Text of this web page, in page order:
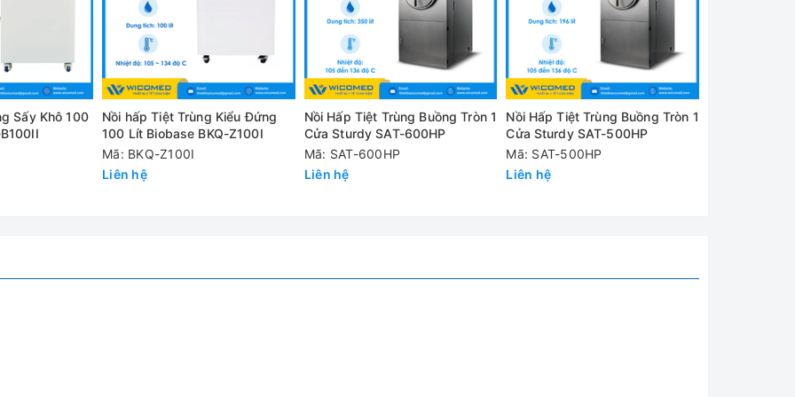
tới 280 lít, thuộc dòng nồi hấp 2 cửa cao cấp do hãng Jibimed thiết kế
của Trung Quốc GB150 (Bình áp suất), GB8599 (Các yêu cầu kỹ thuật
số kỹ thuật và an toàn với bình điều khiển)
thép không gỉ S30408
ứng Siemens, dễ dàng lựa chọn các chương trình, cài đặt thông số,
tốt nhất và tính năng sấy khô tuyệt đối trong điều kiện chân không
Sấy Khô 100
Nồi hấp Tiệt Trùng Kiểu Đứng
100 Lít Biobase BKQ-Z100I
Mã: BKQ-Z100I
Liên hệ
Nồi Hấp Tiệt Trùng Buồng Tròn 1
Cửa Sturdy SAT-600HP
Mã: SAT-600HP
Liên hệ
Nồi Hấp Tiệt Trùng Buồng Tròn 1
Cửa Sturdy SAT-500HP
Mã: SAT-500HP
Liên hệ